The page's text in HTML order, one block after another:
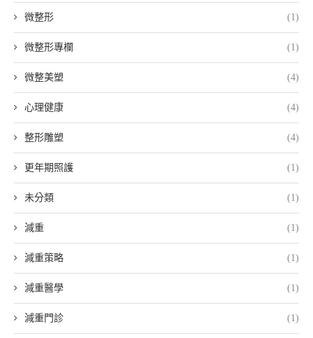
微整形 (1)
微整形專欄 (1)
微整美塑 (4)
心理健康 (4)
整形雕塑 (4)
更年期照護 (1)
未分類 (1)
減重 (1)
減重策略 (1)
減重醫學 (1)
減重門診 (1)